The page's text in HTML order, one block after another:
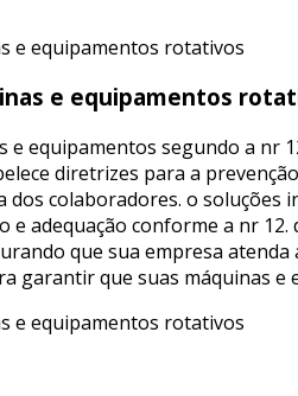
e equipamentos
e equipamentos segundo a nr
diretrizes para a
dos colaboradores. o
e adequação conforme a nr
que sua empresa
garantir que suas máquinas